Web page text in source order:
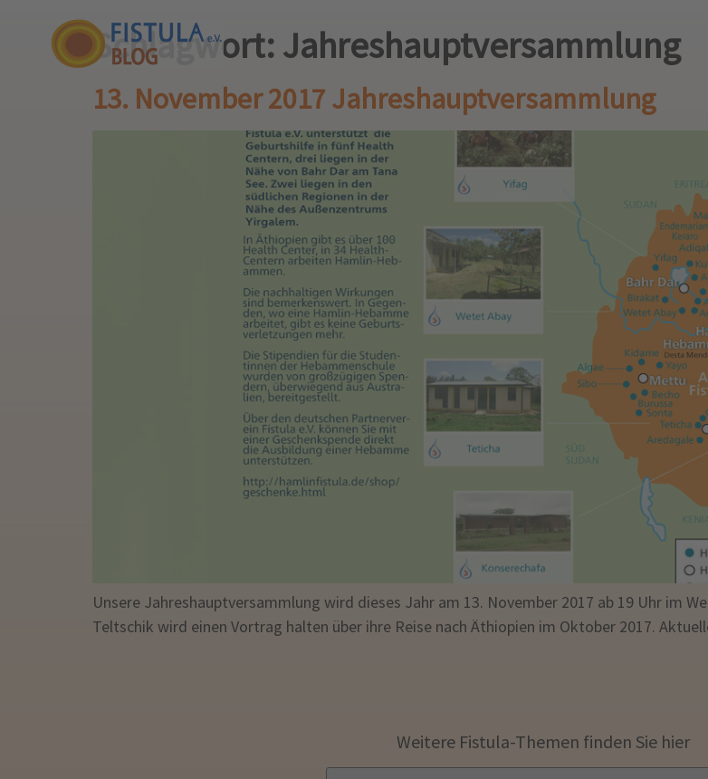
Schlagwort: Jahreshauptversammlung
13. November 2017 Jahreshauptversammlung
Unsere Jahreshauptversammlung wird dieses Jahr am 13. November 2017 ab 19 Uhr im
Teltschik wird einen Vortrag halten über ihre Reise nach Äthiopien im Oktober 2017.
Weitere Fistula-Themen finden Sie hier